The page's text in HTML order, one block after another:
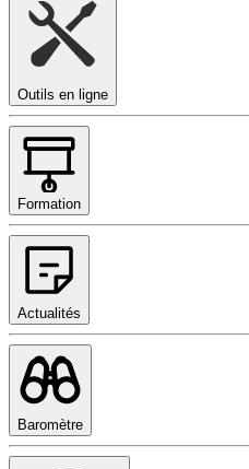
Outils en ligne
Formation
Actualités
Baromètre